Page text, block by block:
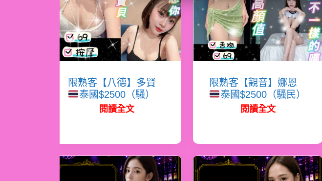
限熟客【八德】多賢
泰國$2500（騷）
閱讀全文
限熟客【觀音】娜恩
泰國$2500（騷民）
閱讀全文